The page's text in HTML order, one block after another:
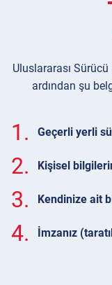
Uluslararası
ardından şu
1. Geçerli yerli
2. Kişisel
3. Kendinize ait
4. İmzanız